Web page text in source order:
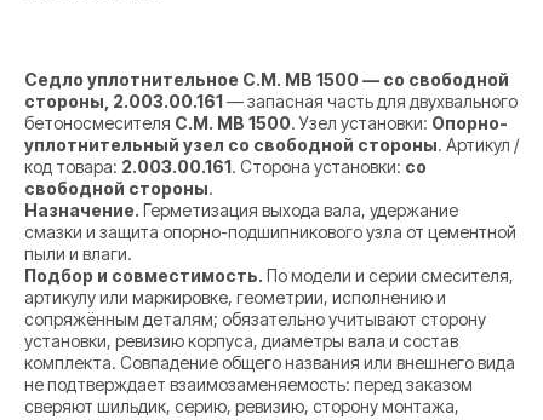
Седло уплотнительное C.M. MB 1500 — со свободной
стороны, 2.003.00.161— запасная часть для двухвального
бетоносмесителя C.M. MB 1500. Узел установки: Опорно-
уплотнительный узел со свободной стороны. Артикул /
код товара: 2.003.00.161. Сторона установки: со
свободной стороны.
Назначение. Герметизация выхода вала, удержание
смазки и защита опорно-подшипникового узла от цементной
пыли и влаги.
Подбор и совместимость. По модели и серии смесителя,
артикулу или маркировке, геометрии, исполнению и
сопряжённым деталям; обязательно учитывают сторону
установки, ревизию корпуса, диаметры вала и состав
комплекта. Совпадение общего названия или внешнего вида
не подтверждает взаимозаменяемость: перед заказом
сверяют шильдик, серию, ревизию, сторону монтажа,